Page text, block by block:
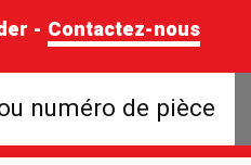
- Contactez-nous
numéro de pièce
par marque,